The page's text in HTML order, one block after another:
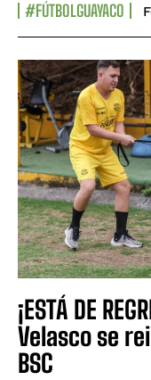
#FÚTBOLGUAYACO
¡ESTÁ DE
Velasco se
BSC